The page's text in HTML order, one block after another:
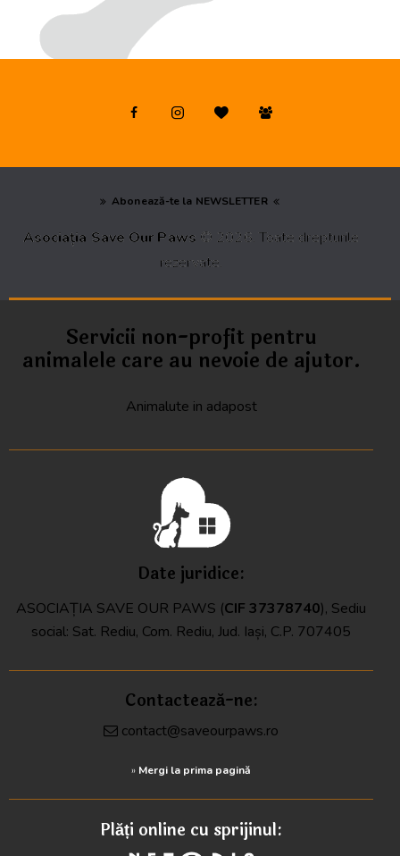
Abonează-te la NEWSLETTER
Asociația Save Our Paws © 2026. Toate drepturile
rezervate.
Servicii non-profit pentru
animalele care au nevoie de ajutor.
Animalute in adapost
Date juridice:
ASOCIAȚIA SAVE OUR PAWS (CIF 37378740), Sediu
social: Sat. Rediu, Com. Rediu, Jud. Iași, C.P. 707405
Contactează-ne:
contact@saveourpaws.ro
» Mergi la prima pagină
Plăți online cu sprijinul: